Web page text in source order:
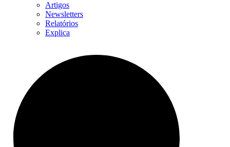
Artigos
Newsletters
Relatórios
Explica